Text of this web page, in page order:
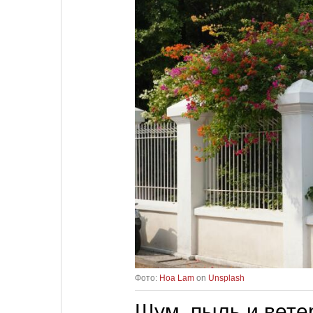
Фото: Hoa Lam on Unsplash